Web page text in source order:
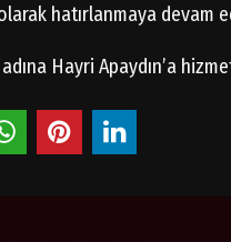
hatırlanmaya devam
Hayri Apaydın’a